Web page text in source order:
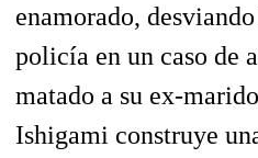
enamorado,
policía en un caso de
matado a su ex-
Ishigami construye